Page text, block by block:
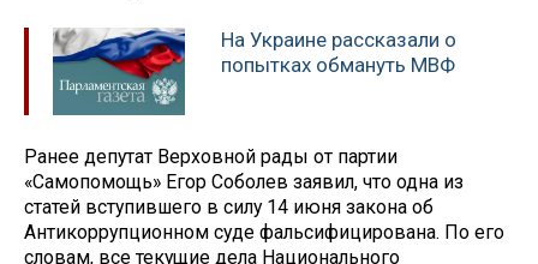
На Украине рассказали о
попытках обмануть МВФ
Ранее депутат Верховной рады от партии
«Самопомощь» Егор Соболев заявил, что одна из
статей вступившего в силу 14 июня закона об
Антикоррупционном суде фальсифицирована. По его
словам, все текущие дела Национального